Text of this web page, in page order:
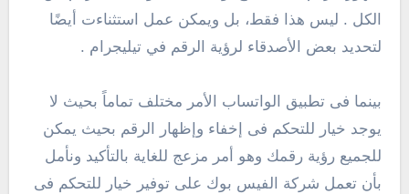
الكل . ليس هذا فقط، بل ويمكن عمل استثناءت أيضًا
لتحديد بعض الأصدقاء لرؤية الرقم في تيليجرام .
بينما فى تطبيق الواتساب الأمر مختلف تماماً بحيث لا
يوجد خيار للتحكم فى إخفاء وإظهار الرقم بحيث يمكن
للجميع رؤية رقمك وهو أمر مزعج للغاية بالتأكيد ونأمل
بأن تعمل شركة الفيس بوك على توفير خيار للتحكم فى